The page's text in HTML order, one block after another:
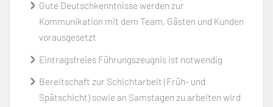
Gute Deutschkenntnisse werden zur
Kommunikation mit dem Team, Gästen und Kunden
vorausgesetzt
Eintragsfreies Führungszeugnis ist notwendig
Bereitschaft zur Schichtarbeit (Früh- und
Spätschicht) sowie an Samstagen zu arbeiten wird